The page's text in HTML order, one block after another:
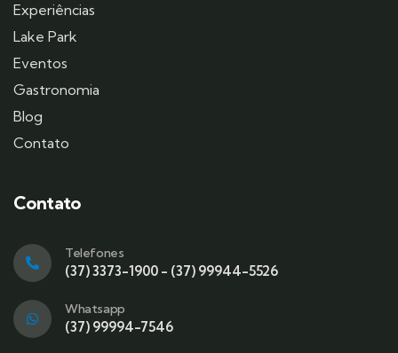
Experiências
Lake Park
Eventos
Gastronomia
Blog
Contato
Contato
Telefones
(37) 3373-1900 - (37) 99944-5526
Whatsapp
(37) 99994-7546